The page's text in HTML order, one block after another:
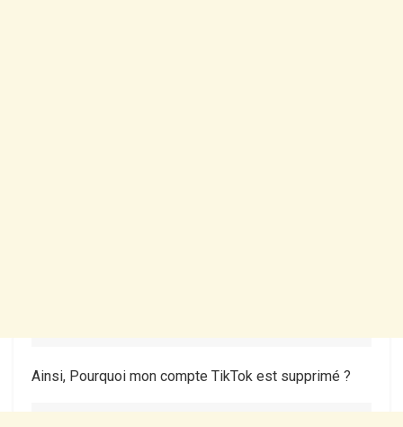
Ainsi, Pourquoi mon compte TikTok est supprimé ?